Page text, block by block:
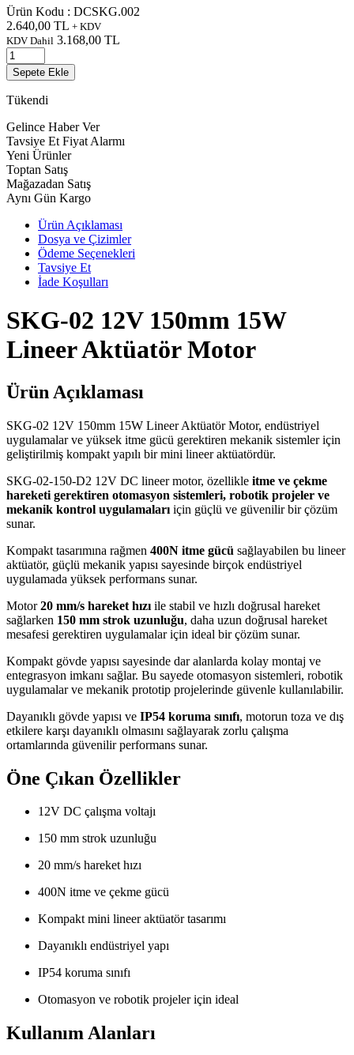
Ürün Kodu : DCSKG.002
2.640,00 TL + KDV
KDV Dahil 3.168,00 TL
Sepete Ekle
Tükendi
Gelince Haber Ver
Tavsiye Et Fiyat Alarmı
Yeni Ürünler
Toptan Satış
Mağazadan Satış
Aynı Gün Kargo
Ürün Açıklaması
Dosya ve Çizimler
Ödeme Seçenekleri
Tavsiye Et
İade Koşulları
SKG-02 12V 150mm 15W
Lineer Aktüatör Motor
Ürün Açıklaması
SKG-02 12V 150mm 15W Lineer Aktüatör Motor, endüstriyel
uygulamalar ve yüksek itme gücü gerektiren mekanik sistemler için
geliştirilmiş kompakt yapılı bir mini lineer aktüatördür.
SKG-02-150-D2 12V DC lineer motor, özellikle itme ve çekme
hareketi gerektiren otomasyon sistemleri, robotik projeler ve
mekanik kontrol uygulamaları için güçlü ve güvenilir bir çözüm
sunar.
Kompakt tasarımına rağmen 400N itme gücü sağlayabilen bu lineer
aktüatör, güçlü mekanik yapısı sayesinde birçok endüstriyel
uygulamada yüksek performans sunar.
Motor20 mm/s hareket hızı ile stabil ve hızlı doğrusal hareket
sağlarken 150 mm strok uzunluğu, daha uzun doğrusal hareket
mesafesi gerektiren uygulamalar için ideal bir çözüm sunar.
Kompakt gövde yapısı sayesinde dar alanlarda kolay montaj ve
entegrasyon imkanı sağlar. Bu sayede otomasyon sistemleri, robotik
uygulamalar ve mekanik prototip projelerinde güvenle kullanılabilir.
Dayanıklı gövde yapısı ve IP54 koruma sınıfı, motorun toza ve dış
etkilere karşı dayanıklı olmasını sağlayarak zorlu çalışma
ortamlarında güvenilir performans sunar.
Öne Çıkan Özellikler
12V DC çalışma voltajı
150 mm strok uzunluğu
20 mm/s hareket hızı
400N itme ve çekme gücü
Kompakt mini lineer aktüatör tasarımı
Dayanıklı endüstriyel yapı
IP54 koruma sınıfı
Otomasyon ve robotik projeler için ideal
Kullanım Alanları